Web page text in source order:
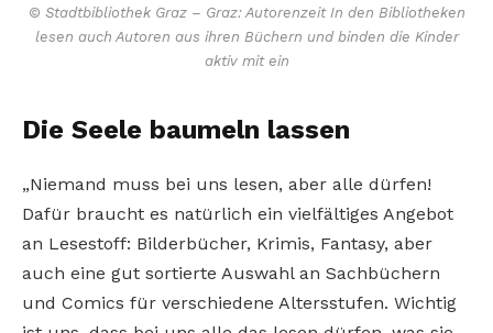
© Stadtbibliothek Graz – Graz: Autorenzeit In den Bibliotheken
lesen auch Autoren aus ihren Büchern und binden die Kinder
aktiv mit ein
Die Seele baumeln lassen
„Niemand muss bei uns lesen, aber alle dürfen!
Dafür braucht es natürlich ein vielfältiges Angebot
an Lesestoff: Bilderbücher, Krimis, Fantasy, aber
auch eine gut sortierte Auswahl an Sachbüchern
und Comics für verschiedene Altersstufen. Wichtig